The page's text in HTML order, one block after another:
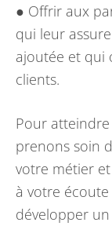
● Offrir aux
qui leur
ajoutée et qui
clients.
Pour
prenons soin
votre métier et
à votre
développer